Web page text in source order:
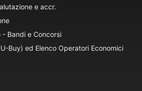
e accr.
Bandi e Concorsi
Buy) ed Elenco Operatori Economici